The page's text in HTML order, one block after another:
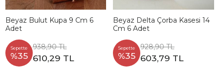
Beyaz Bulut Kupa 9 Cm 6
Adet
Sepette
%35
938,90 TL
610,29 TL
Beyaz Delta Çorba Kasesi 14
Cm 6 Adet
Sepette
%35
928,90 TL
603,79 TL